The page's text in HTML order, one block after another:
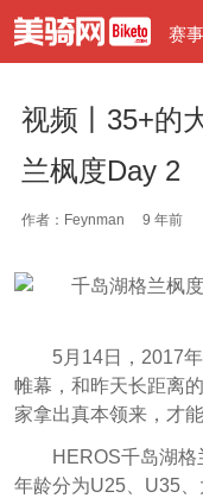
赛
视频丨35+的
兰枫度Day 2
作者：Feynman 9 年前
5月14日，2017
帷幕，和昨天长距离
家拿出真本领来，才
HEROS千岛湖
年龄分为U25、U35